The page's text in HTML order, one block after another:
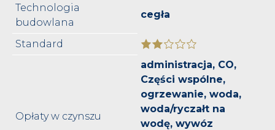
Technologia
budowlana
cegła
Standard
Opłaty w czynszu
administracja, CO,
Części wspólne,
ogrzewanie, woda,
woda/ryczałt na
wodę, wywóz